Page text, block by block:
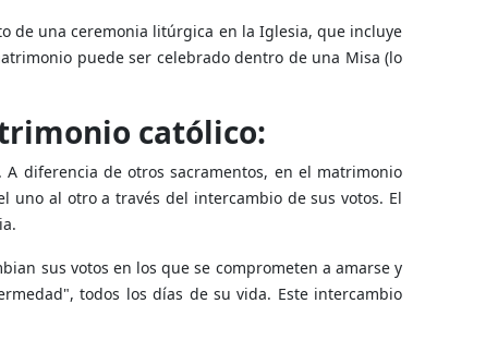
de una ceremonia litúrgica en la Iglesia, que incluye
puede ser celebrado dentro de una Misa (lo
católico:
A diferencia de otros sacramentos, en el matrimonio
uno al otro a través del intercambio de sus votos. El
sus votos en los que se comprometen a amarse y
todos los días de su vida. Este intercambio